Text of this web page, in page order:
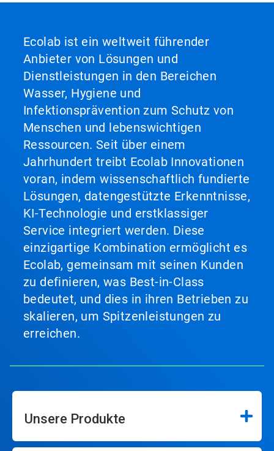
Ecolab ist ein weltweit führender
Anbieter von Lösungen und
Dienstleistungen in den Bereichen
Wasser, Hygiene und
Infektionsprävention zum Schutz von
Menschen und lebenswichtigen
Ressourcen. Seit über einem
Jahrhundert treibt Ecolab Innovationen
voran, indem wissenschaftlich fundierte
Lösungen, datengestützte Erkenntnisse,
KI-Technologie und erstklassiger
Service integriert werden. Diese
einzigartige Kombination ermöglicht es
Ecolab, gemeinsam mit seinen Kunden
zu definieren, was Best-in-Class
bedeutet, und dies in ihren Betrieben zu
skalieren, um Spitzenleistungen zu
erreichen.
Unsere Produkte